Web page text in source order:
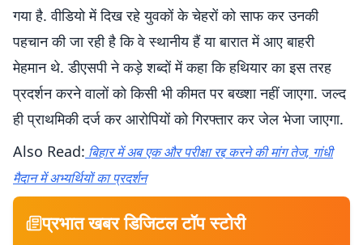
गया है. वीडियो में दिख रहे युवकों के चेहरों को साफ कर उनकी
पहचान की जा रही है कि वे स्थानीय हैं या बारात में आए बाहरी
मेहमान थे. डीएसपी ने कड़े शब्दों में कहा कि हथियार का इस तरह
प्रदर्शन करने वालों को किसी भी कीमत पर बख्शा नहीं जाएगा. जल्द
ही प्राथमिकी दर्ज कर आरोपियों को गिरफ्तार कर जेल भेजा जाएगा.
Also Read: बिहार में अब एक और परीक्षा रद्द करने की मांग तेज, गांधी
मैदान में अभ्यर्थियों का प्रदर्शन
प्रभात खबर डिजिटल टॉप स्टोरी